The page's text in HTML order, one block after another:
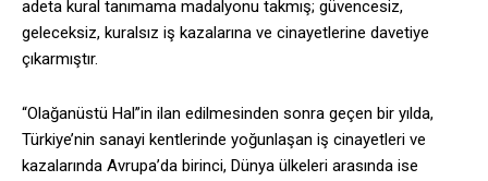
adeta kural tanımama madalyonu takmış; güvencesiz,
geleceksiz, kuralsız iş kazalarına ve cinayetlerine davetiye
çıkarmıştır.
“Olağanüstü Hal”in ilan edilmesinden sonra geçen bir yılda,
Türkiye’nin sanayi kentlerinde yoğunlaşan iş cinayetleri ve
kazalarında Avrupa’da birinci, Dünya ülkeleri arasında ise